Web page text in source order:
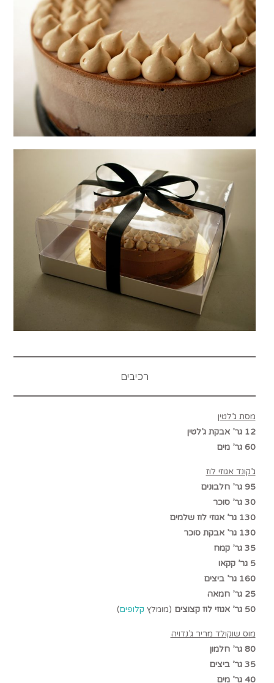
רכיבים
מסת ג’לטין
12 גר’ אבקת ג’לטין
60 גר’ מים
ג’קונד אגוזי לוז
95 גר’ חלבונים
30 גר’ סוכר
130 גר’ אגוזי לוז שלמים
130 גר’ אבקת סוכר
35 גר’ קמח
5 גר’ קקאו
160 גר’ ביצים
25 גר’ חמאה
50 גר’ אגוזי לוז קצוצים
(מומלץ קלופים)
מוס שוקולד מריר ג’נדויה
80 גר’ חלמון
35 גר’ ביצים
40 גר’ מים